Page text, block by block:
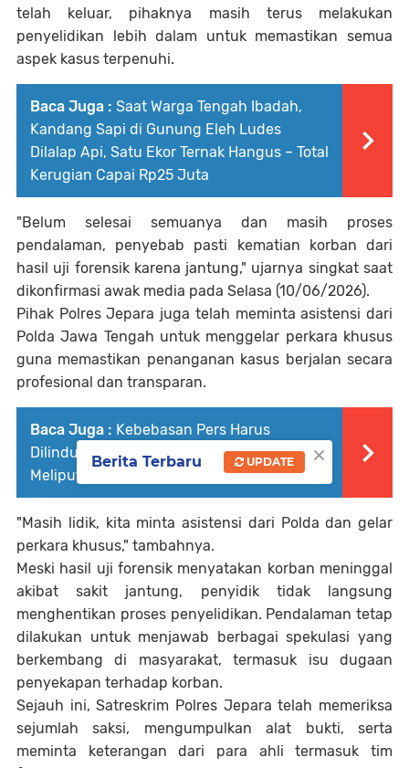
telah keluar, pihaknya masih terus melakukan
penyelidikan lebih dalam untuk memastikan semua
aspek kasus terpenuhi.
Baca Juga : Saat Warga Tengah Ibadah,
Kandang Sapi di Gunung Eleh Ludes
Dilalap Api, Satu Ekor Ternak Hangus – Total
Kerugian Capai Rp25 Juta
"Belum selesai semuanya dan masih proses
pendalaman, penyebab pasti kematian korban dari
hasil uji forensik karena jantung," ujarnya singkat saat
dikonfirmasi awak media pada Selasa (10/06/2026).
Pihak Polres Jepara juga telah meminta asistensi dari
Polda Jawa Tengah untuk menggelar perkara khusus
guna memastikan penanganan kasus berjalan secara
profesional dan transparan.
Baca Juga : Kebebasan Pers Harus
Dilindungi – Intimidasi Jurnalis Saat
Meliput Proyek Irigasi Tak Bisa Ditoleransi
"Masih lidik, kita minta asistensi dari Polda dan gelar
perkara khusus," tambahnya.
Meski hasil uji forensik menyatakan korban meninggal
akibat sakit jantung, penyidik tidak langsung
menghentikan proses penyelidikan. Pendalaman tetap
dilakukan untuk menjawab berbagai spekulasi yang
berkembang di masyarakat, termasuk isu dugaan
penyekapan terhadap korban.
Sejauh ini, Satreskrim Polres Jepara telah memeriksa
sejumlah saksi, mengumpulkan alat bukti, serta
meminta keterangan dari para ahli termasuk tim
×
Berita Terbaru UPDATE